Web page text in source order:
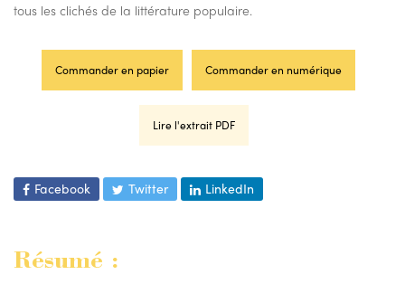
tous les clichés de la littérature populaire.
Commander en papier Commander en numérique
Lire l'extrait PDF
Facebook Twitter LinkedIn
Résumé :